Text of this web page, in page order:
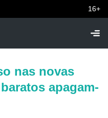
16+
nas novas
apagam-